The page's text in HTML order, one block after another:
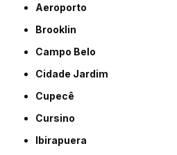
Aeroporto
Brooklin
Campo Belo
Cidade Jardim
Cupecê
Cursino
Ibirapuera